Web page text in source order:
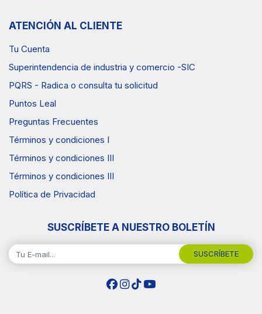
ATENCIÓN AL CLIENTE
Tu Cuenta
Superintendencia de industria y comercio -SIC
PQRS - Radica o consulta tu solicitud
Puntos Leal
Preguntas Frecuentes
Términos y condiciones I
Términos y condiciones III
Términos y condiciones III
Política de Privacidad
SUSCRÍBETE A NUESTRO BOLETÍN
SUSCRÍBETE